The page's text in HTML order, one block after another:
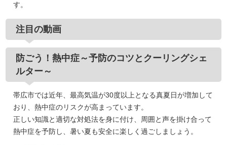
す。
注目の動画
防ごう！熱中症～予防のコツとクーリングシェ
ルター～
帯広市では近年、最高気温が30度以上となる真夏日が増加して
おり、熱中症のリスクが高まっています。
正しい知識と適切な対処法を身に付け、周囲と声を掛け合って
熱中症を予防し、暑い夏も安全に楽しく過ごしましょう。